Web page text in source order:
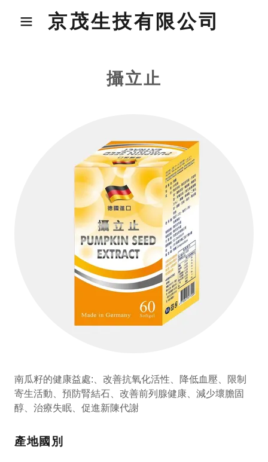
京茂生技有限公司
攝立止
南瓜籽的健康益處:、改善抗氧化活性、降低血壓、限制
寄生活動、預防腎結石、改善前列腺健康、減少壞膽固
醇、治療失眠、促進新陳代謝
產地國別